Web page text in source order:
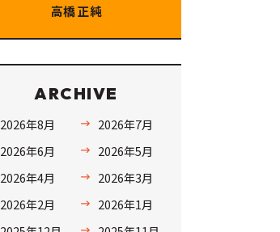
高橋 正純
ARCHIVE
2026年8月
2026年7月
2026年6月
2026年5月
2026年4月
2026年3月
2026年2月
2026年1月